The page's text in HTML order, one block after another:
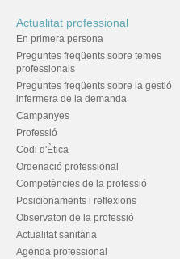
Actualitat professional
En primera persona
Preguntes freqüents sobre temes
professionals
Preguntes freqüents sobre la gestió
infermera de la demanda
Campanyes
Professió
Codi d'Ètica
Ordenació professional
Competències de la professió
Posicionaments i reflexions
Observatori de la professió
Actualitat sanitària
Agenda professional